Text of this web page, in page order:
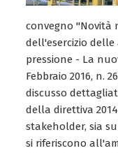
convegno "Novità
dell'esercizio
pressione - La
Febbraio 2016, n.
discusso
della direttiva
stakeholder, sia
si riferiscono